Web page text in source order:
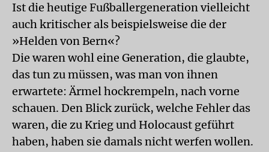
Ist die heutige Fußballergeneration vielleicht
auch kritischer als beispielsweise die der
»Helden von Bern«?
Die waren wohl eine Generation, die glaubte,
das tun zu müssen, was man von ihnen
erwartete: Ärmel hockrempeln, nach vorne
schauen. Den Blick zurück, welche Fehler das
waren, die zu Krieg und Holocaust geführt
haben, haben sie damals nicht werfen wollen.